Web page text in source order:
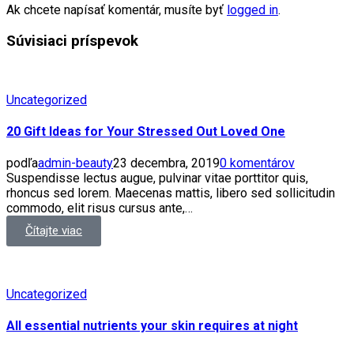
Ak chcete napísať komentár, musíte byť logged in.
Súvisiaci príspevok
Uncategorized
20 Gift Ideas for Your Stressed Out Loved One
podľaadmin-beauty23 decembra, 20190 komentárov
Suspendisse lectus augue, pulvinar vitae porttitor quis,
rhoncus sed lorem. Maecenas mattis, libero sed sollicitudin
commodo, elit risus cursus ante,…
Čítajte viac
Uncategorized
All essential nutrients your skin requires at night